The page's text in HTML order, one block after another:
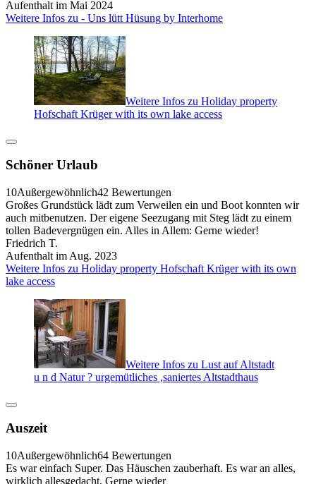
Aufenthalt im Mai 2024
Weitere Infos zu - Uns lütt Hüsung by Interhome
Weitere Infos zu Holiday property
Hofschaft Krüger with its own lake access
Schöner Urlaub
10Außergewöhnlich42 Bewertungen
Großes Grundstück lädt zum Verweilen ein und Boot konnten wir
auch mitbenutzen. Der eigene Seezugang mit Steg lädt zu einem
tollen Badevergnügen ein. Alles in Allem: Gerne wieder!
Friedrich T.
Aufenthalt im Aug. 2023
Weitere Infos zu Holiday property Hofschaft Krüger with its own
lake access
Weitere Infos zu Lust auf Altstadt
u n d Natur ? urgemütliches ,saniertes Altstadthaus
Auszeit
10Außergewöhnlich64 Bewertungen
Es war einfach Super. Das Häuschen zauberhaft. Es war an alles,
wirklich allesgedacht. Gerne wieder